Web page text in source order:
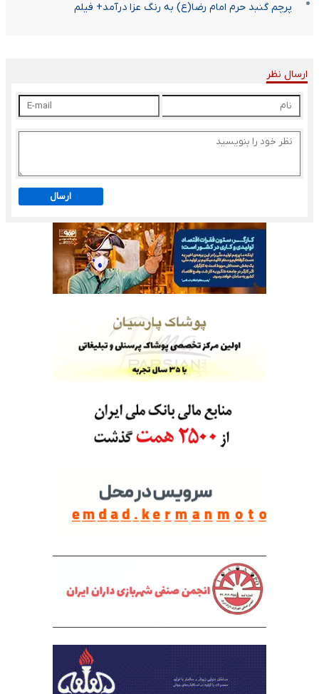
پرچم گنبد حرم امام رضا(ع) به رنگ عزا درآمد+ فیلم
ارسال نظر
ارسال